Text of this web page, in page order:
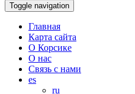
Toggle navigation
Главная
Карта сайта
О Корсике
О нас
Связь с нами
es
ru